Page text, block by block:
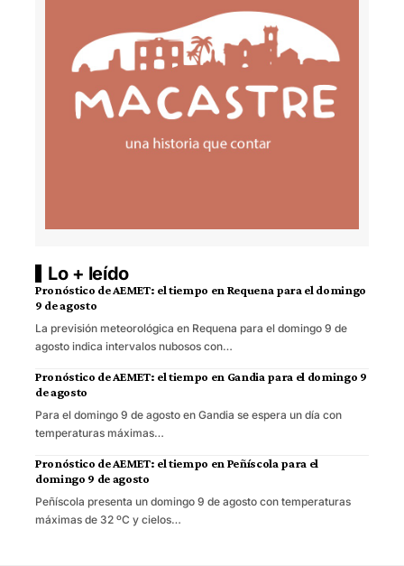
Lo + leído
Pronóstico de AEMET: el tiempo en Requena para el domingo
9 de agosto
La previsión meteorológica en Requena para el domingo 9 de
agosto indica intervalos nubosos con…
Pronóstico de AEMET: el tiempo en Gandia para el domingo 9
de agosto
Para el domingo 9 de agosto en Gandia se espera un día con
temperaturas máximas…
Pronóstico de AEMET: el tiempo en Peñíscola para el
domingo 9 de agosto
Peñíscola presenta un domingo 9 de agosto con temperaturas
máximas de 32 ºC y cielos…